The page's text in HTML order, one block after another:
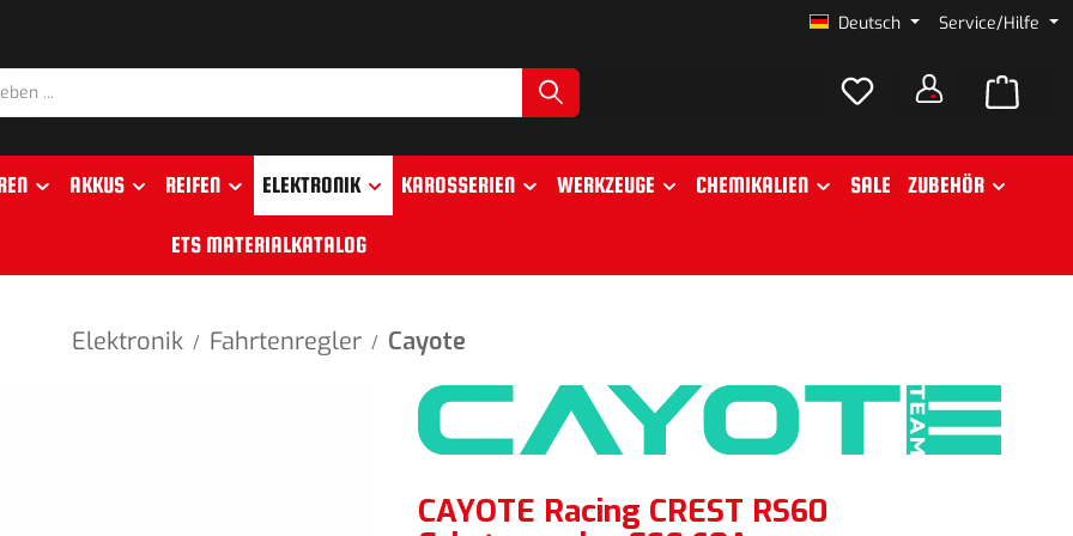
Deutsch Service/Hilfe
AKKUS REIFEN ELEKTRONIK KAROSSERIEN WERKZEUGE CHEMIKALIEN SALE ZUBEHÖR
ETS MATERIALKATALOG
Elektronik / Fahrtenregler / Cayote
CAYOTE Racing CREST RS60